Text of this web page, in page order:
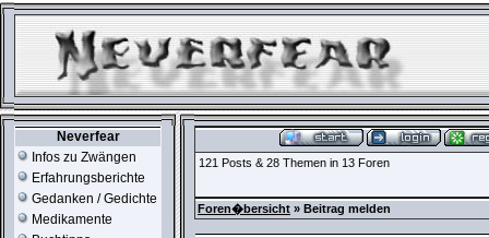
Neverfear
Infos zu Zwängen
Erfahrungsberichte
Gedanken / Gedichte
Medikamente
121 Posts & 28 Themen in 13 Foren
Foren�bersicht » Beitrag melden